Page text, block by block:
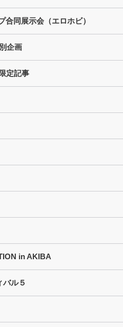
合同展示会（エロホビ）
企画
定記事
in AKIBA
バル５